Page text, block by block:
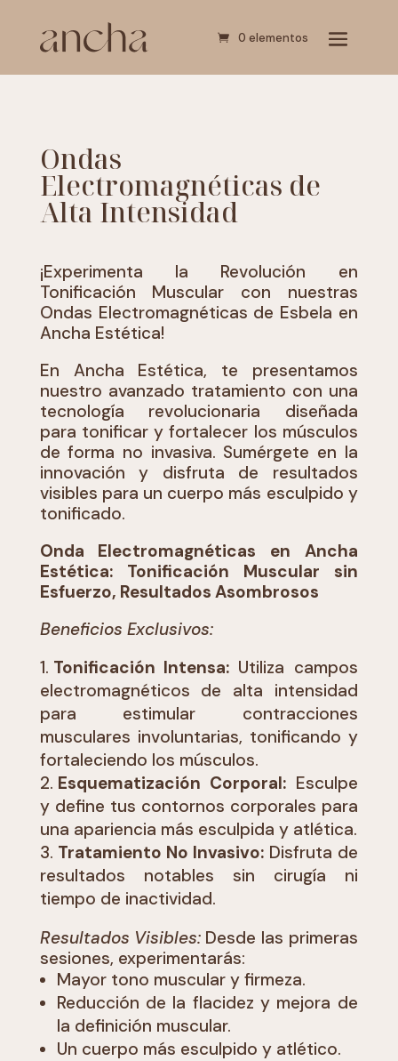
0 elementos
Ondas
Electromagnéticas de
Alta Intensidad
¡Experimenta la Revolución en
Tonificación Muscular con nuestras
Ondas Electromagnéticas de Esbela en
Ancha Estética!
En Ancha Estética, te presentamos
nuestro avanzado tratamiento con una
tecnología revolucionaria diseñada
para tonificar y fortalecer los músculos
de forma no invasiva. Sumérgete en la
innovación y disfruta de resultados
visibles para un cuerpo más esculpido y
tonificado.
Onda Electromagnéticas en Ancha
Estética: Tonificación Muscular sin
Esfuerzo, Resultados Asombrosos
Beneficios Exclusivos:
Tonificación Intensa:Utiliza campos
electromagnéticos de alta intensidad
para estimular contracciones
musculares involuntarias, tonificando y
fortaleciendo los músculos.
Esquematización Corporal:Esculpe
y define tus contornos corporales para
una apariencia más esculpida y atlética.
Tratamiento No Invasivo:Disfruta de
resultados notables sin cirugía ni
tiempo de inactividad.
Resultados Visibles:Desde las primeras
sesiones, experimentarás:
Mayor tono muscular y firmeza.
Reducción de la flacidez y mejora de
la definición muscular.
Un cuerpo más esculpido y atlético.